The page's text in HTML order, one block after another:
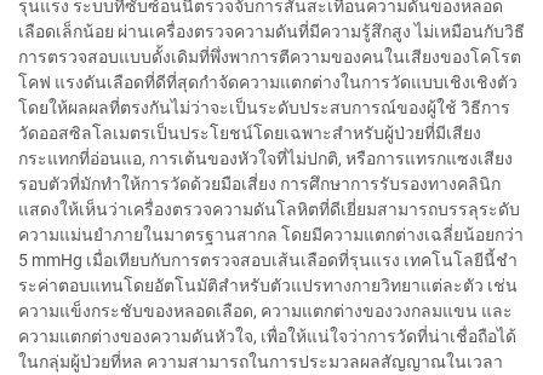
รุนแรง ระบบที่ซับซ้อนนี้ตรวจจับการสั่นสะเทือนความดันของหลอด
เลือดเล็กน้อย ผ่านเครื่องตรวจความดันที่มีความรู้สึกสูง ไม่เหมือนกับวิธี
การตรวจสอบแบบดั้งเดิมที่พึ่งพาการตีความของคนในเสียงของโคโรต
โคฟ แรงดันเลือดที่ดีที่สุดกําจัดความแตกต่างในการวัดแบบเชิงเชิงตัว
โดยให้ผลผลที่ตรงกันไม่ว่าจะเป็นระดับประสบการณ์ของผู้ใช้ วิธีการ
วัดออสซิลโลเมตรเป็นประโยชน์โดยเฉพาะสําหรับผู้ป่วยที่มีเสียง
กระแทกที่อ่อนแอ, การเต้นของหัวใจที่ไม่ปกติ, หรือการแทรกแซงเสียง
รอบตัวที่มักทําให้การวัดด้วยมือเสี่ยง การศึกษาการรับรองทางคลินิก
แสดงให้เห็นว่าเครื่องตรวจความดันโลหิตที่ดีเยี่ยมสามารถบรรลุระดับ
ความแม่นยําภายในมาตรฐานสากล โดยมีความแตกต่างเฉลี่ยน้อยกว่า
5 mmHg เมื่อเทียบกับการตรวจสอบเส้นเลือดที่รุนแรง เทคโนโลยีนี้ชํา
ระค่าตอบแทนโดยอัตโนมัติสําหรับตัวแปรทางกายวิทยาแต่ละตัว เช่น
ความแข็งกระชับของหลอดเลือด, ความแตกต่างของวงกลมแขน และ
ความแตกต่างของความดันหัวใจ, เพื่อให้แน่ใจว่าการวัดที่น่าเชื่อถือได้
ในกลุ่มผู้ป่วยที่หล ความสามารถในการประมวลผลสัญญาณในเวลา